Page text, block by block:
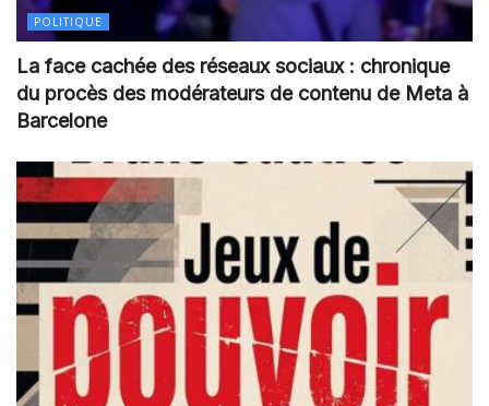
POLITIQUE
La face cachée des réseaux sociaux : chronique
du procès des modérateurs de contenu de Meta à
Barcelone